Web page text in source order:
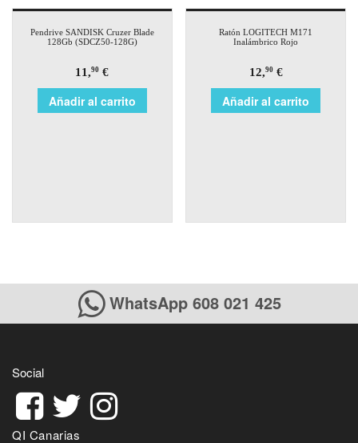
Pendrive SANDISK Cruzer Blade
128Gb (SDCZ50-128G)
11,90 €
Añadir al carrito
Ratón LOGITECH M171
Inalámbrico Rojo
12,90€
Añadir al carrito
WhatsApp 608 021 425
Social
QI Canarias